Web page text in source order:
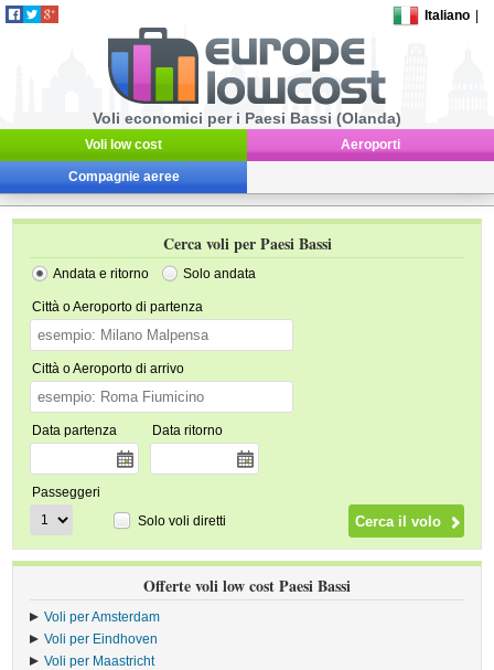
Italiano
Voli economici per i Paesi Bassi (Olanda)
Voli low cost Aeroporti
Compagnie aeree
Cerca voli per Paesi Bassi
Andata e ritorno Solo andata
Città o Aeroporto di partenza
Città o Aeroporto di arrivo
Data partenza Data ritorno
Passeggeri
Solo voli diretti
Offerte voli low cost Paesi Bassi
Voli per Amsterdam
Voli per Eindhoven
Voli per Maastricht